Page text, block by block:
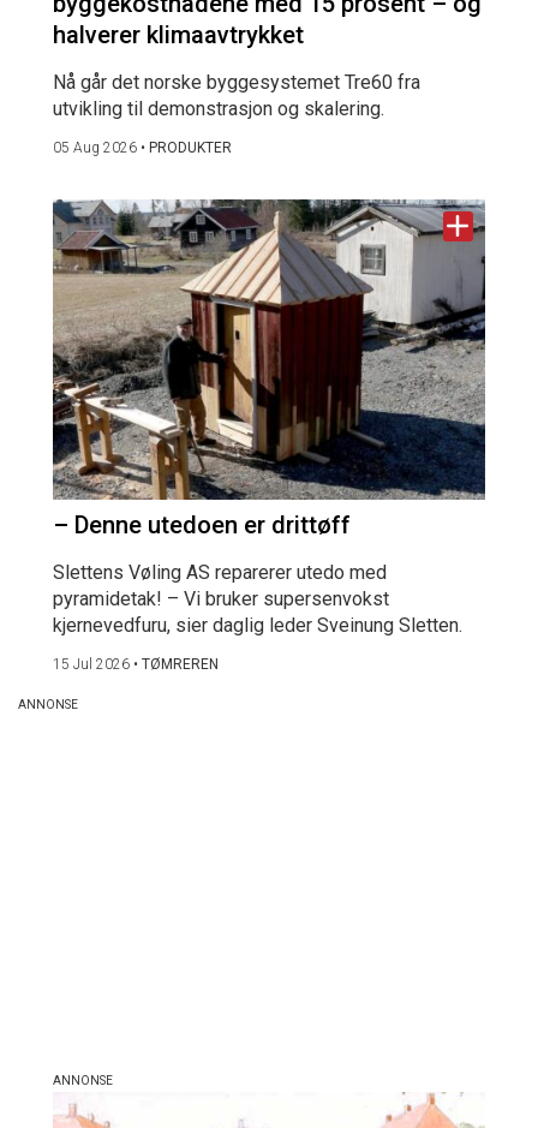
halverer klimaavtrykket
Nå går det norske byggesystemet Tre60 fra
utvikling til demonstrasjon og skalering.
05 Aug 2026 • PRODUKTER
– Denne utedoen er drittøff
Slettens Vøling AS reparerer utedo med
pyramidetak! – Vi bruker supersenvokst
kjernevedfuru, sier daglig leder Sveinung Sletten.
15 Jul 2026 • TØMREREN